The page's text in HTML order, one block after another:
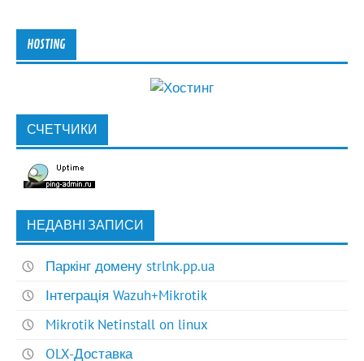
HOSTING
СЧЕТЧИКИ
НЕДАВНІ ЗАПИСИ
Паркінг домену strlnk.pp.ua
Інтеграція Wazuh+Mikrotik
Mikrotik Netinstall on linux
OLX-Доставка